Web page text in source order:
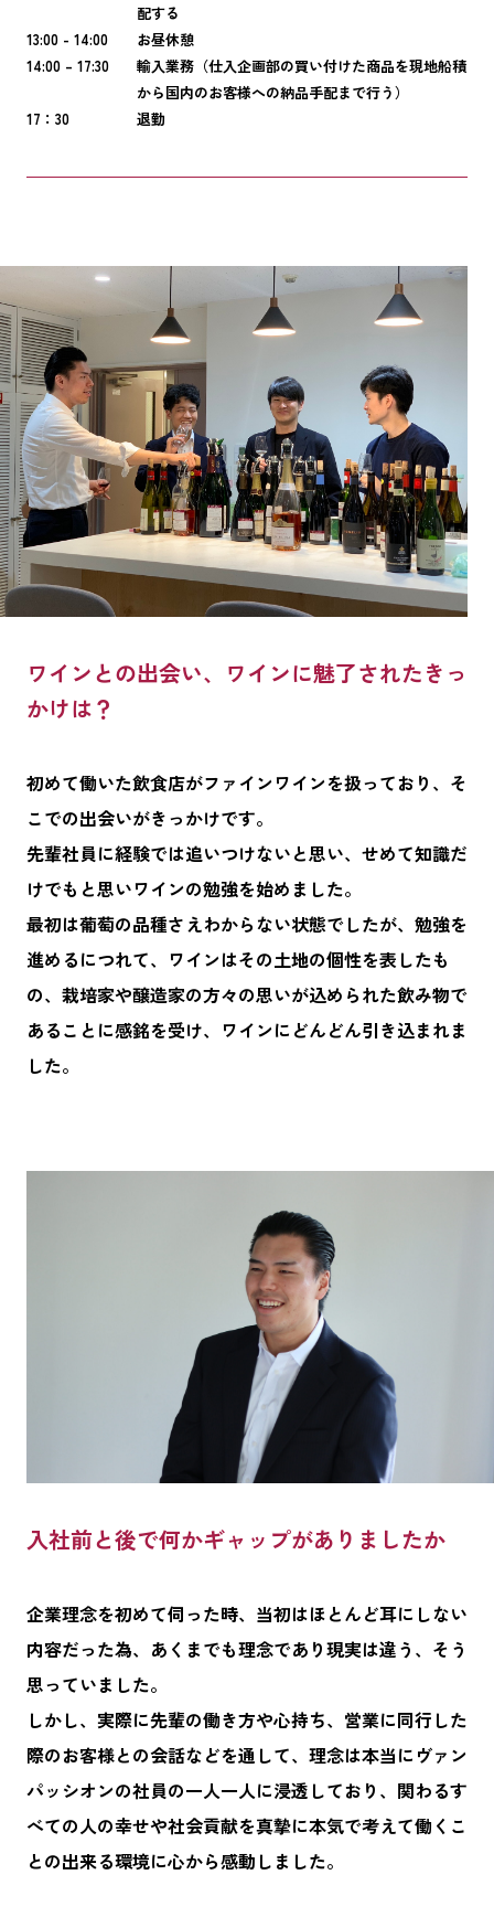
配する
13:00 - 14:00
お昼休憩
14:00 – 17:30
輸入業務（仕入企画部の買い付けた商品を現地船積
から国内のお客様への納品手配まで行う）
17：30
退勤
ワインとの出会い、ワインに魅了されたきっ
かけは？
初めて働いた飲食店がファインワインを扱っており、そ
こでの出会いがきっかけです。
先輩社員に経験では追いつけないと思い、せめて知識だ
けでもと思いワインの勉強を始めました。
最初は葡萄の品種さえわからない状態でしたが、勉強を
進めるにつれて、ワインはその土地の個性を表したも
の、栽培家や醸造家の方々の思いが込められた飲み物で
あることに感銘を受け、ワインにどんどん引き込まれま
した。
入社前と後で何かギャップがありましたか
企業理念を初めて伺った時、当初はほとんど耳にしない
内容だった為、あくまでも理念であり現実は違う、そう
思っていました。
しかし、実際に先輩の働き方や心持ち、営業に同行した
際のお客様との会話などを通して、理念は本当にヴァン
パッシオンの社員の一人一人に浸透しており、関わるす
べての人の幸せや社会貢献を真摯に本気で考えて働くこ
との出来る環境に心から感動しました。